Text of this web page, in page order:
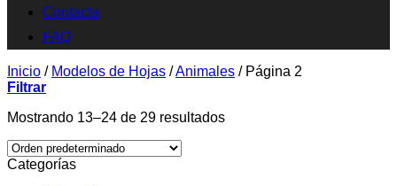
Contacta
FAQ
Inicio / Modelos de Hojas /Animales /Página 2
Filtrar
Mostrando 13–24 de 29 resultados
Categorías